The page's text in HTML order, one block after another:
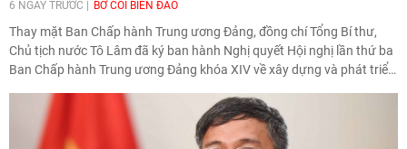
6 NGÀY TRƯỚC BỜ CÕI BIỂN ĐẢO
Thay mặt Ban Chấp hành Trung ương Đảng, đồng chí Tổng Bí thư,
Chủ tịch nước Tô Lâm đã ký ban hành Nghị quyết Hội nghị lần thứ ba
Ban Chấp hành Trung ương Đảng khóa XIV về xây dựng và phát triển
ngày 28/7/2026).